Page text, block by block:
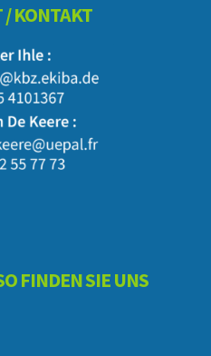
/ KONTAKT
FINDEN SIE UNS